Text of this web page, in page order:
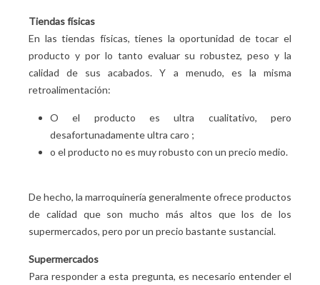
Tiendas físicas
En las tiendas físicas, tienes la oportunidad de tocar el
producto y por lo tanto evaluar su robustez, peso y la
calidad de sus acabados. Y a menudo, es la misma
retroalimentación:
O el producto es ultra cualitativo, pero
desafortunadamente ultra caro ;
o el producto no es muy robusto con un precio medio.
De hecho, la marroquinería generalmente ofrece productos
de calidad que son mucho más altos que los de los
supermercados, pero por un precio bastante sustancial.
Supermercados
Para responder a esta pregunta, es necesario entender el